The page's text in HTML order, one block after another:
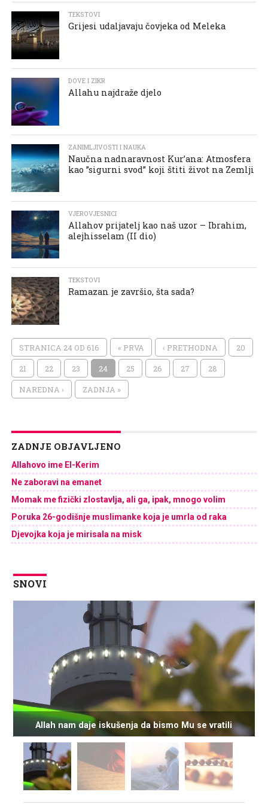
TEKSTOVI
Grijesi udaljavaju čovjeka od Meleka
DOVE I ZIKR
Allahu najdraže djelo
ZANIMLJIVOSTI I NAUKA
Naučna nadnaravnost Kur’ana: Atmosfera
kao ”sigurni svod” koji štiti život na Zemlji
VJEROVJESNICI
Allahov prijatelj kao naš uzor – Ibrahim,
alejhisselam (II dio)
TEKSTOVI
Ramazan je završio, šta sada?
STRANICA 24 OD 616 « PRVA ‹ PRETHODNA 20
21 22 23 24 25 26 27 28
NAREDNA › ZADNJA »
ZADNJE OBJAVLJENO
Allahovo ime El-Kerim
Ne zaboravi na emanet
Momak me fizički zlostavlja, ali ga, ipak, mnogo volim
Poruka 26-godišnje muslimanke koja je umrla od raka
Djevojka koja je mirisala na misk
SNOVI
Allah nam daje iskušenja da bismo Mu se vratili